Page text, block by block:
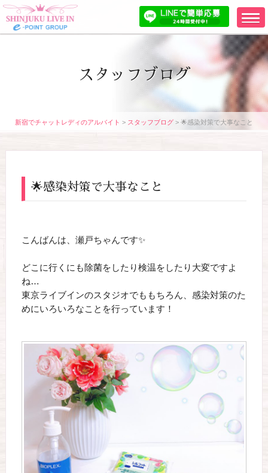
スタッフブログ
新宿でチャットレディのアルバイト > スタッフブログ > 🌟感染対策で大事なこと
🌟感染対策で大事なこと
こんばんは、瀬戸ちゃんです✨
どこに行くにも除菌をしたり検温をしたり大変ですよ
ね…
東京ライブインのスタジオでももちろん、感染対策のた
めにいろいろなことを行っています！